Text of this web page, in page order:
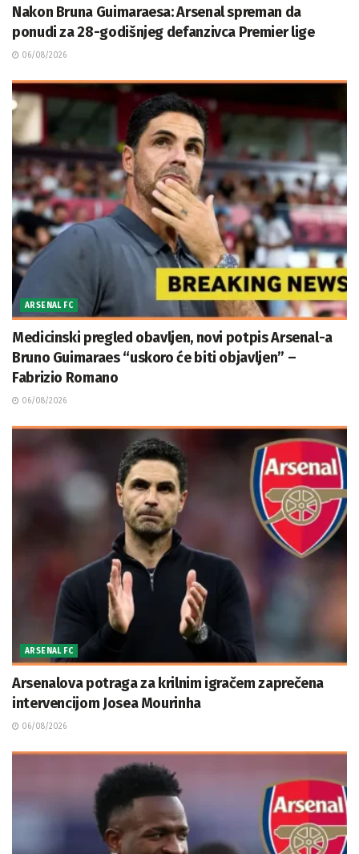
Nakon Bruna Guimaraesa: Arsenal spreman da
ponudi za 28-godišnjeg defanzivca Premier lige
06/08/2026
ARSENAL FC
Medicinski pregled obavljen, novi potpis Arsenal-a
Bruno Guimaraes “uskoro će biti objavljen” –
Fabrizio Romano
06/08/2026
ARSENAL FC
Arsenalova potraga za krilnim igračem zaprečena
intervencijom Josea Mourinha
06/08/2026